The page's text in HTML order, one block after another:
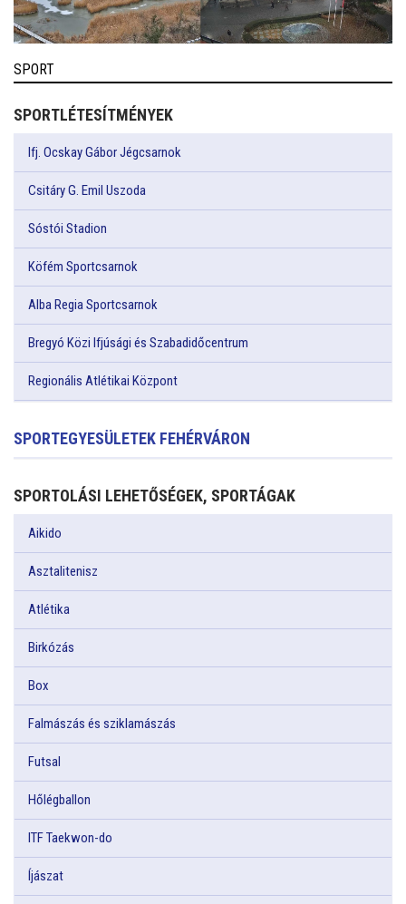
SPORT
SPORTLÉTESÍTMÉNYEK
Ifj. Ocskay Gábor Jégcsarnok
Csitáry G. Emil Uszoda
Sóstói Stadion
Köfém Sportcsarnok
Alba Regia Sportcsarnok
Bregyó Közi Ifjúsági és Szabadidőcentrum
Regionális Atlétikai Központ
SPORTEGYESÜLETEK FEHÉRVÁRON
SPORTOLÁSI LEHETŐSÉGEK, SPORTÁGAK
Aikido
Asztalitenisz
Atlétika
Birkózás
Box
Falmászás és sziklamászás
Futsal
Hőlégballon
ITF Taekwon-do
Íjászat